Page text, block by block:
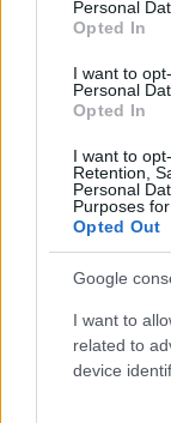
Personal
Opted In
I want to
Personal
Opted In
I want to
Retention,
Personal
Purposes
Opted Out
Google
I want to
related to
device
Απόγνωση στο
τίποτε, ό,τι
08.08.2026